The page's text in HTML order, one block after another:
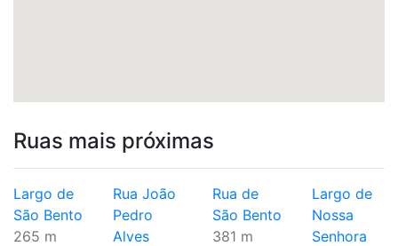
Ruas mais próximas
Largo de
São Bento
265 m
Rua João
Pedro
Alves
Rua de
São Bento
381 m
Largo de
Nossa
Senhora